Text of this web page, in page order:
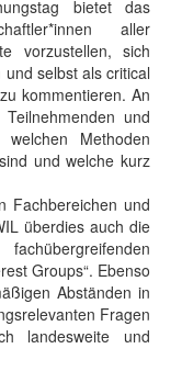
bietet das
aller
vorzustellen, sich
selbst als critical
kommentieren. An
und
Methoden
und welche kurz
Fachbereichen und
überdies auch die
Groups“. Ebenso
Abständen in
Fragen
landesweite und